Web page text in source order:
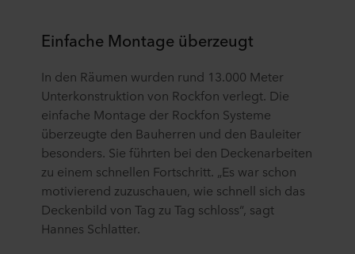
Einfache Montage überzeugt
In den Räumen wurden rund 13.000 Meter
Unterkonstruktion von Rockfon verlegt. Die
einfache Montage der Rockfon Systeme
überzeugte den Bauherren und den Bauleiter
besonders. Sie führten bei den Deckenarbeiten
zu einem schnellen Fortschritt. „Es war schon
motivierend zuzuschauen, wie schnell sich das
Deckenbild von Tag zu Tag schloss“, sagt
Hannes Schlatter.